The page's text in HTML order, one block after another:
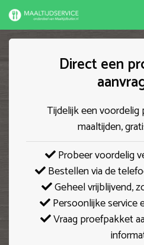
Spring
naar
inhoud
Direct een
Tijdelijk een
maaltijden,
Probeer voordelig
Bestellen via de
Geheel vrijblijvend,
Persoonlijke service
Vraag proefpakket